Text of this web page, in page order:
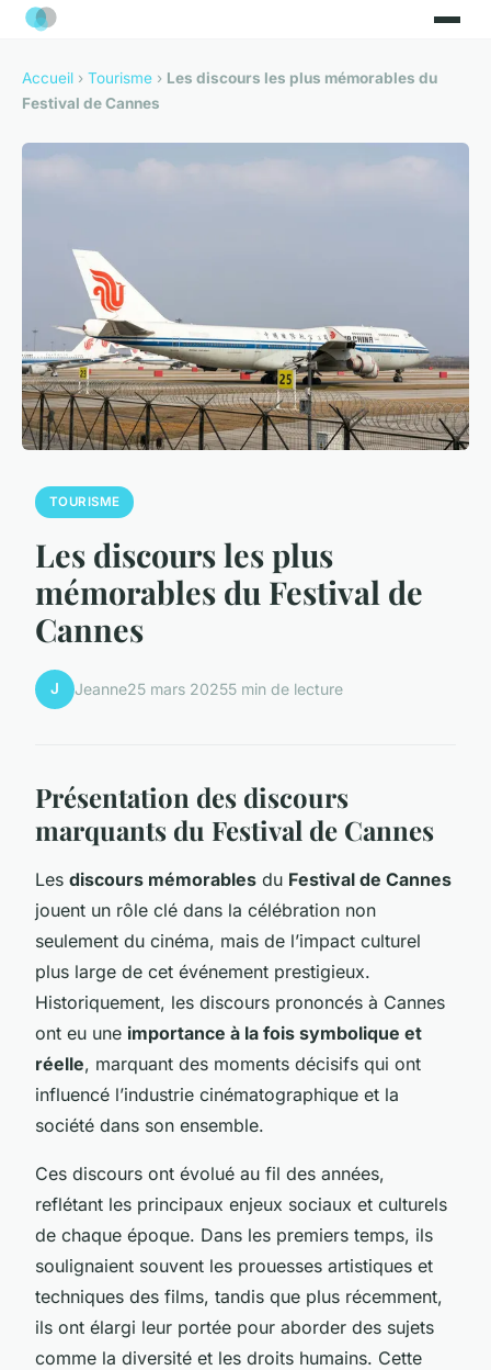
Accueil › Tourisme › Les discours les plus mémorables du
Festival de Cannes
TOURISME
Les discours les plus
mémorables du Festival de
Cannes
J Jeanne25 mars 20255 min de lecture
Présentation des discours
marquants du Festival de Cannes
Les discours mémorables du Festival de Cannes
jouent un rôle clé dans la célébration non
seulement du cinéma, mais de l’impact culturel
plus large de cet événement prestigieux.
Historiquement, les discours prononcés à Cannes
ont eu une importance à la fois symbolique et
réelle, marquant des moments décisifs qui ont
influencé l’industrie cinématographique et la
société dans son ensemble.
Ces discours ont évolué au fil des années,
reflétant les principaux enjeux sociaux et culturels
de chaque époque. Dans les premiers temps, ils
soulignaient souvent les prouesses artistiques et
techniques des films, tandis que plus récemment,
ils ont élargi leur portée pour aborder des sujets
comme la diversité et les droits humains. Cette